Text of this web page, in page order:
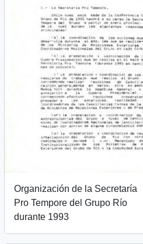
Organización de la Secretaría
Pro Tempore del Grupo Río
durante 1993